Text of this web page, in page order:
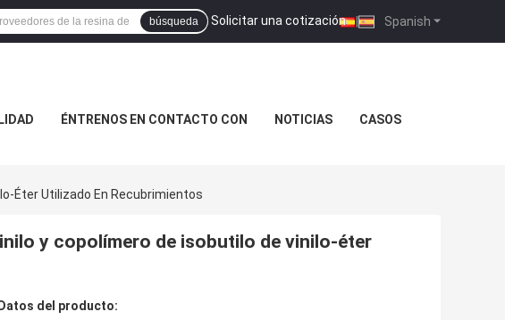
Spanish
Solicitar una cotización |
búsqueda
ÉNTRENOS EN CONTACTO CON NOTICIAS CASOS
Éter Utilizado En Recubrimientos
y copolímero de isobutilo de vinilo-éter
Datos del producto: